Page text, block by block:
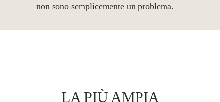
non sono semplicemente un problema.
LA PIÙ AMPIA